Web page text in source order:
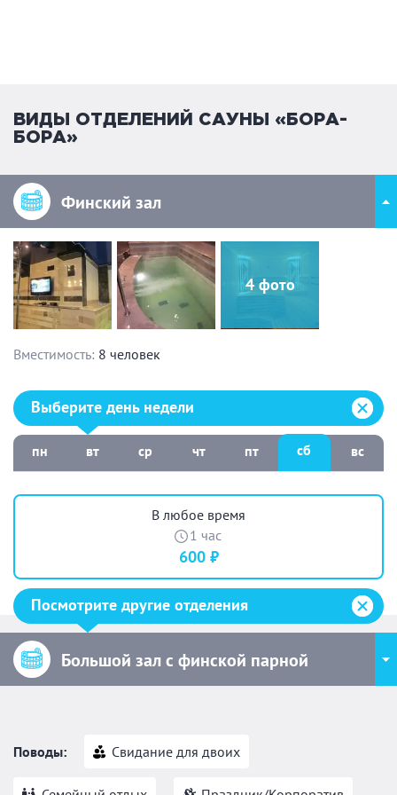
ВИДЫ ОТДЕЛЕНИЙ САУНЫ «БОРА-
БОРА»
Финский зал
4 фото
Вместимость: 8 человек
Выберите день недели:
Выберите день недели
пн вт ср чт пт сб вс
В любое время
1 час
600 ₽
Посмотрите другие отделения
Большой зал с финской парной
Поводы: Свидание для двоих